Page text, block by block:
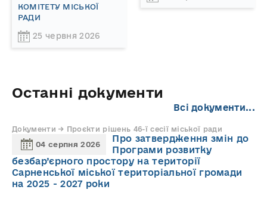
КОМІТЕТУ МІСЬКОЇ
РАДИ
25 червня 2026
Останні документи
Всі документи...
Документи → Проєкти рішень 46-ї сесії міської ради
04 серпня 2026
Про затвердження змін до
Програми розвитку
безбар’єрного простору на території
Сарненської міської територіальної громади
на 2025 - 2027 роки